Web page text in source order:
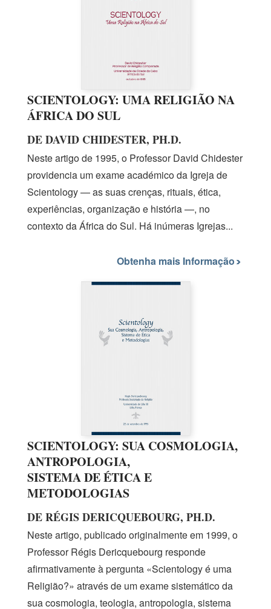
SCIENTOLOGY: UMA RELIGIÃO NA
ÁFRICA DO SUL
DE DAVID CHIDESTER, PH.D.
Neste artigode 1995, o Professor David Chidester
providencia um exame académico da Igreja de
Scientology — as suas crenças, rituais, ética,
experiências, organização e história —, no
contexto da África do Sul. Há inúmeras Igrejas...
Obtenha mais Informação
SCIENTOLOGY: SUA COSMOLOGIA,
ANTROPOLOGIA,
SISTEMA DE ÉTICAE
METODOLOGIAS
DE RÉGIS DERICQUEBOURG, PH.D.
Neste artigo, publicado originalmenteem 1999, o
Professor Régis Dericquebourg responde
afirmativamente à pergunta «Scientology é uma
Religião?» através de um exame sistemático da
sua cosmologia, teologia, antropologia, sistema